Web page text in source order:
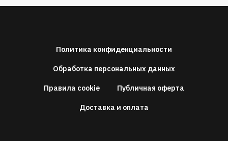
Политика конфиденциальности
Обработка персональных данных
Правила cookie Публичная оферта
Доставка и оплата